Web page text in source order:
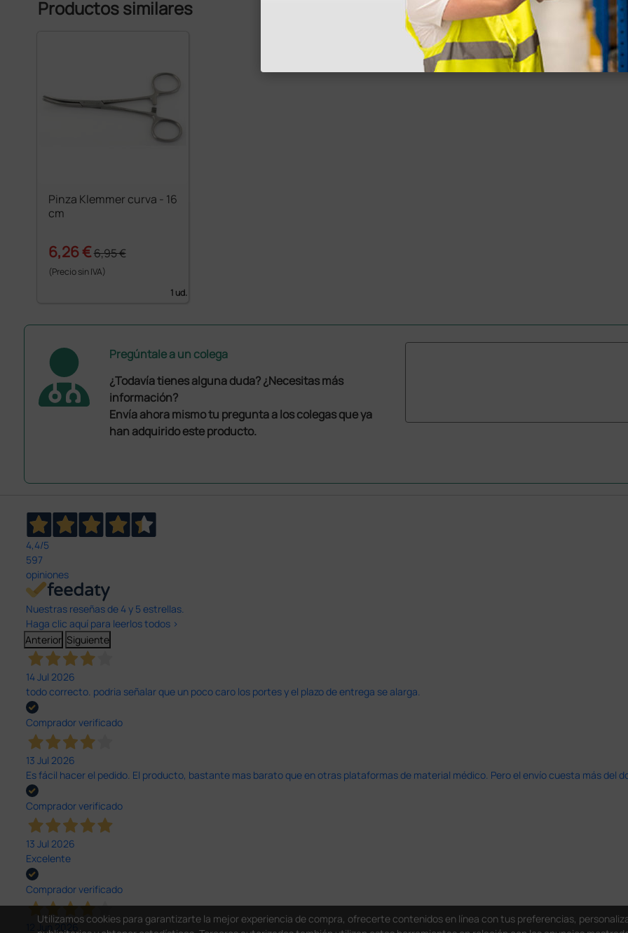
Productos similares
Pinza Klemmer curva - 16
cm
6,26 €6,95 €
(Precio sin IVA)
1 ud.
Pregúntale a un colega
¿Todavía tienes alguna duda? ¿Necesitas más
información?
Envía ahora mismo tu pregunta a los colegas que ya
han adquirido este producto.
4,4/5
597
opiniones
Nuestras reseñas de 4 y 5 estrellas.
Haga clic aquí para leerlos todos >
Anterior Siguiente
14 Jul 2026
todo correcto. podria señalar que un poco caro los portes y el plazo de entrega se alarga.
Comprador verificado
13 Jul 2026
Es fácil hacer el pedido. El producto, bastante mas barato que en otras plataformas de material médico. Pero el envío cuesta más del
Comprador verificado
13 Jul 2026
Excelente
Comprador verificado
12 Jun 2026
Utilizamos cookies para garantizarte la mejor experiencia de compra, ofrecerte contenidos en línea con tus preferencias,